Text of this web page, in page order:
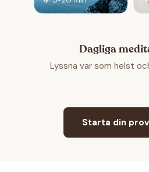
Dagliga
Lyssna var som helst
Starta din